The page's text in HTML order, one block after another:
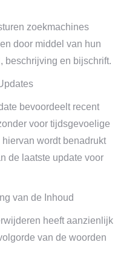
zoekmachines
door middel van hun
beschrijving en bijschrift.
bevoordeelt recent
voor tijdsgevoelige
wordt benadrukt
de laatste update voor
van de Inhoud
heeft aanzienlijk
van de woorden